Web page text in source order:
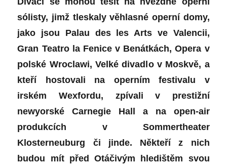
sólisty, jimž tleskaly věhlasné operní domy,
jako jsou Palau des les Arts ve Valencii,
Gran Teatro la Fenice v Benátkách, Opera v
polské Wroclawi, Velké divadlo v Moskvě, a
kteří hostovali na operním festivalu v
irském Wexfordu, zpívali v prestižní
newyorské Carnegie Hall a na open-air
produkcích v Sommertheater
Klosterneuburg či jinde. Někteří z nich
budou mít před Otáčivým hledištěm svou